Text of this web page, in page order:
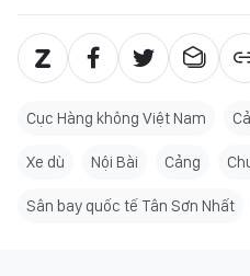
Cục Hàng không Việt Nam
Xe dù Nội Bài Cảng
Sân bay quốc tế Tân Sơn Nhất